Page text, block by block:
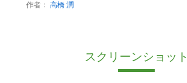
作者： 高橋 潤
スクリーンショット